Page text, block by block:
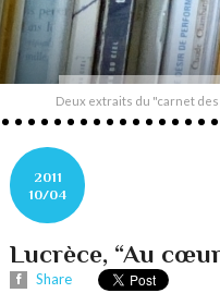
Deux extraits du "carnet
2011
10/04
Lucrèce, “Au
Share